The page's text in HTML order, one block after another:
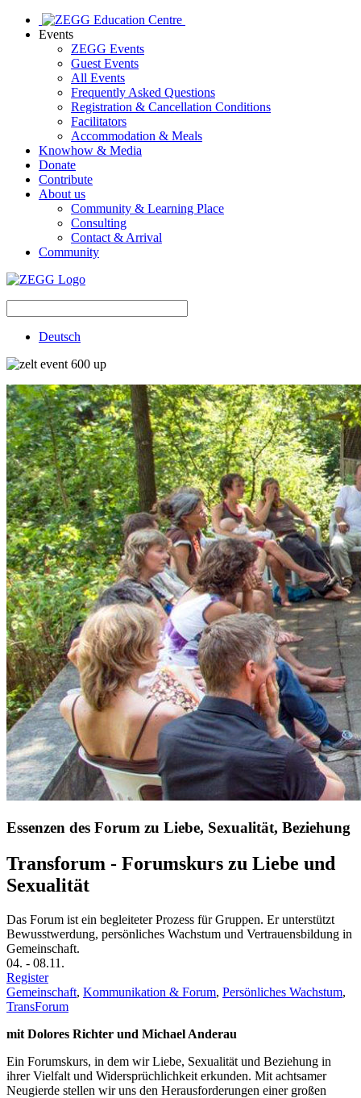
Events
ZEGG Events
Guest Events
All Events
Frequently Asked Questions
Registration & Cancellation Conditions
Facilitators
Accommodation & Meals
Knowhow & Media
Donate
Contribute
About us
Community & Learning Place
Consulting
Contact & Arrival
Community
Deutsch
Essenzen des Forum zu Liebe, Sexualität, Beziehung
Transforum - Forumskurs zu Liebe und
Sexualität
Das Forum ist ein begleiteter Prozess für Gruppen. Er unterstützt
Bewusstwerdung, persönliches Wachstum und Vertrauensbildung in
Gemeinschaft.
04. - 08.11.
Register
Gemeinschaft, Kommunikation & Forum, Persönliches Wachstum,
TransForum
mit Dolores Richter und Michael Anderau
Ein Forumskurs, in dem wir Liebe, Sexualität und Beziehung in
ihrer Vielfalt und Widersprüchlichkeit erkunden. Mit achtsamer
Neugierde stellen wir uns den Herausforderungen einer großen